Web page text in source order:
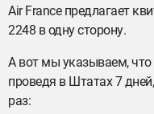
Air France предлагает
2248 в одну сторону.
А вот мы указываем,
проведя в Штатах 7
раз: